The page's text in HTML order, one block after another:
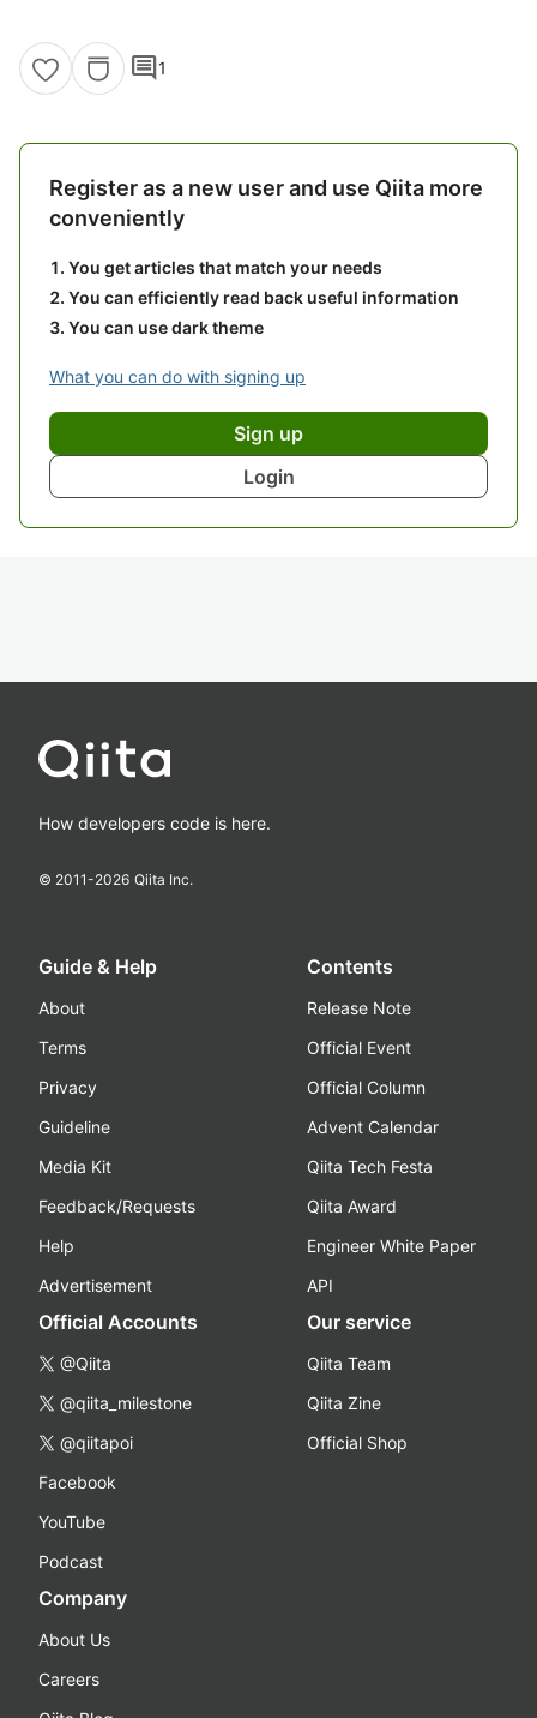
comment1
Register as a new user and use Qiita more
conveniently
You get articles that match your needs
You can efficiently read back useful information
You can use dark theme
What you can do with signing up
Sign up
Login
How developers code is here.
© 2011-2026 Qiita Inc.
Guide & Help
About
Terms
Privacy
Guideline
Media Kit
Feedback/Requests
Help
Advertisement
Contents
Release Note
Official Event
Official Column
Advent Calendar
Qiita Tech Festa
Qiita Award
Engineer White Paper
API
Official Accounts
@Qiita
@qiita_milestone
@qiitapoi
Facebook
YouTube
Podcast
Our service
Qiita Team
Qiita Zine
Official Shop
Company
About Us
Careers